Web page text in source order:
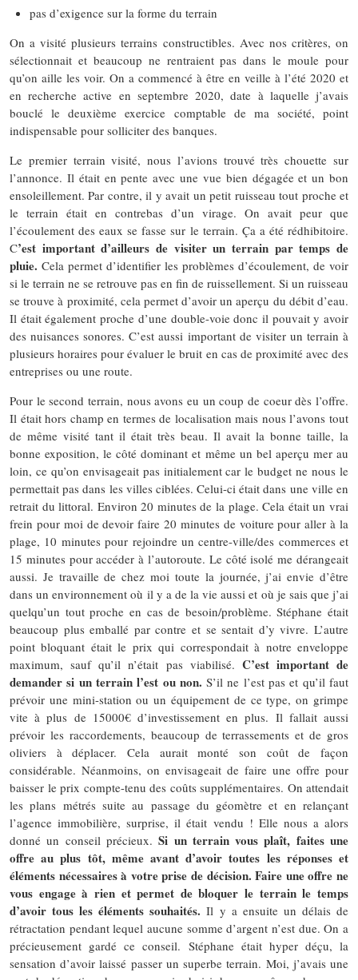
pas d’exigence sur la forme du terrain
On a visité plusieurs terrains constructibles. Avec nos critères, on
sélectionnait et beaucoup ne rentraient pas dans le moule pour
qu’on aille les voir. On a commencé à être en veille à l’été 2020 et
en recherche active en septembre 2020, date à laquelle j’avais
bouclé le deuxième exercice comptable de ma société, point
indispensable pour solliciter des banques.
Le premier terrain visité, nous l’avions trouvé très chouette sur
l’annonce. Il était en pente avec une vue bien dégagée et un bon
ensoleillement. Par contre, il y avait un petit ruisseau tout proche et
le terrain était en contrebas d’un virage. On avait peur que
l’écoulement des eaux se fasse sur le terrain. Ça a été rédhibitoire.
C’est important d’ailleurs de visiter un terrain par temps de
pluie. Cela permet d’identifier les problèmes d’écoulement, de voir
si le terrain ne se retrouve pas en fin de ruissellement. Si un ruisseau
se trouve à proximité, cela permet d’avoir un aperçu du débit d’eau.
Il était également proche d’une double-voie donc il pouvait y avoir
des nuisances sonores. C’est aussi important de visiter un terrain à
plusieurs horaires pour évaluer le bruit en cas de proximité avec des
entreprises ou une route.
Pour le second terrain, nous avons eu un coup de coeur dès l’offre.
Il était hors champ en termes de localisation mais nous l’avons tout
de même visité tant il était très beau. Il avait la bonne taille, la
bonne exposition, le côté dominant et même un bel aperçu mer au
loin, ce qu’on envisageait pas initialement car le budget ne nous le
permettait pas dans les villes ciblées. Celui-ci était dans une ville en
retrait du littoral. Environ 20 minutes de la plage. Cela était un vrai
frein pour moi de devoir faire 20 minutes de voiture pour aller à la
plage, 10 minutes pour rejoindre un centre-ville/des commerces et
15 minutes pour accéder à l’autoroute. Le côté isolé me dérangeait
aussi. Je travaille de chez moi toute la journée, j’ai envie d’être
dans un environnement où il y a de la vie aussi et où je sais que j’ai
quelqu’un tout proche en cas de besoin/problème. Stéphane était
beaucoup plus emballé par contre et se sentait d’y vivre. L’autre
point bloquant était le prix qui correspondait à notre enveloppe
maximum, sauf qu’il n’était pas viabilisé. C’est important de
demander si un terrain l’est ou non. S’il ne l’est pas et qu’il faut
prévoir une mini-station ou un équipement de ce type, on grimpe
vite à plus de 15000€ d’investissement en plus. Il fallait aussi
prévoir les raccordements, beaucoup de terrassements et de gros
oliviers à déplacer. Cela aurait monté son coût de façon
considérable. Néanmoins, on envisageait de faire une offre pour
baisser le prix compte-tenu des coûts supplémentaires. On attendait
les plans métrés suite au passage du géomètre et en relançant
l’agence immobilière, surprise, il était vendu ! Elle nous a alors
donné un conseil précieux.Si un terrain vous plaît, faites une
offre au plus tôt, même avant d’avoir toutes les réponses et
éléments nécessaires à votre prise de décision. Faire une offre ne
vous engage à rien et permet de bloquer le terrain le temps
d’avoir tous les éléments souhaités. Il y a ensuite un délais de
rétractation pendant lequel aucune somme d’argent n’est due. On a
précieusement gardé ce conseil. Stéphane était hyper déçu, la
sensation d’avoir laissé passer un superbe terrain. Moi, j’avais une